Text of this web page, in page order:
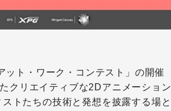
ット・ワーク・コンテスト」の開催
クリエイティブな2Dアニメーション
ストたちの技術と発想を披露する場と